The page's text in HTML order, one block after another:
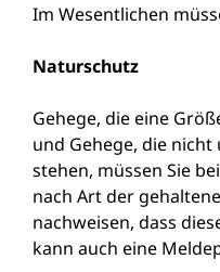
Im Wesentlichen
Naturschutz
Gehege, die eine
und Gehege, die
stehen, müssen Sie
nach Art der
nachweisen, dass
kann auch eine